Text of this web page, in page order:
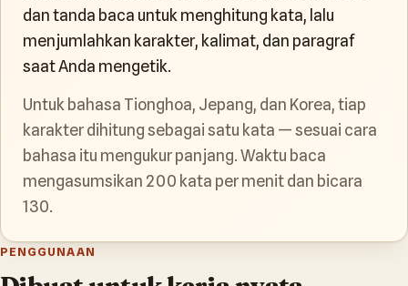
dan tanda baca untuk menghitung kata, lalu
menjumlahkan karakter, kalimat, dan paragraf
saat Anda mengetik.
Untuk bahasa Tionghoa, Jepang, dan Korea, tiap
karakter dihitung sebagai satu kata — sesuai cara
bahasa itu mengukur panjang. Waktu baca
mengasumsikan 200 kata per menit dan bicara
130.
PENGGUNAAN